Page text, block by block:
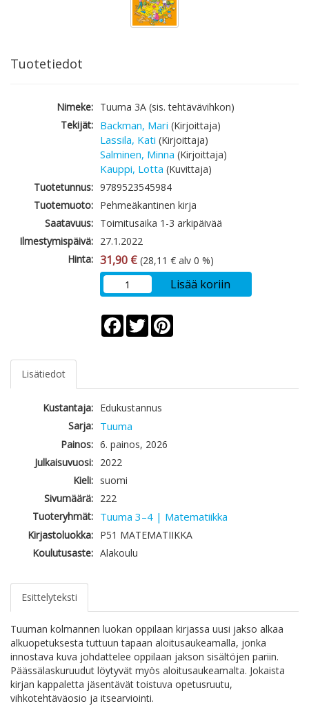
Tuotetiedot
Nimeke: Tuuma 3A (sis. tehtävävihkon)
Tekijät: Backman, Mari (Kirjoittaja)
Lassila, Kati (Kirjoittaja)
Salminen, Minna (Kirjoittaja)
Kauppi, Lotta (Kuvittaja)
Tuotetunnus: 9789523545984
Tuotemuoto: Pehmeäkantinen kirja
Saatavuus: Toimitusaika 1-3 arkipäivää
Ilmestymispäivä: 27.1.2022
Hinta: 31,90 € (28,11 € alv 0 %)
Lisää koriin
Facebook
Twitter
Lisätiedot
Kustantaja: Edukustannus
Sarja: Tuuma
Painos: 6. painos, 2026
Julkaisuvuosi: 2022
Kieli: suomi
Sivumäärä: 222
Tuoteryhmät: Tuuma 3–4 | Matematiikka
Kirjastoluokka: P51 MATEMATIIKKA
Koulutusaste: Alakoulu
Esittelyteksti
Tuuman kolmannen luokan oppilaan kirjassa uusi jakso alkaa
alkuopetuksesta tuttuun tapaan aloitusaukeamalla, jonka
innostava kuva johdattelee oppilaan jakson sisältöjen pariin.
Päässälaskuruudut löytyvät myös aloitusaukeamalta. Jokaista
kirjan kappaletta jäsentävät toistuva opetusruutu,
vihkotehtäväosio ja itsearviointi.